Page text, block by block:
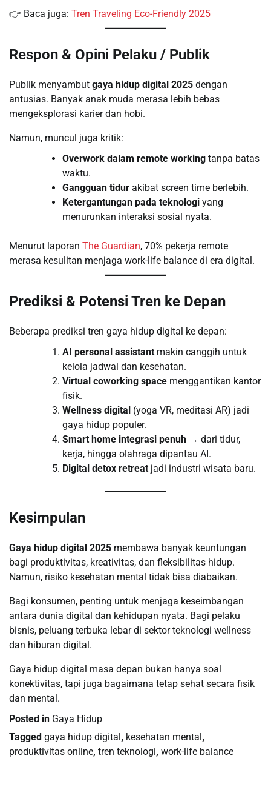
👉 Baca juga: Tren Traveling Eco-Friendly 2025
Respon & Opini Pelaku / Publik
Publik menyambut gaya hidup digital 2025 dengan
antusias. Banyak anak muda merasa lebih bebas
mengeksplorasi karier dan hobi.
Namun, muncul juga kritik:
Overwork dalam remote working tanpa batas
waktu.
Gangguan tidur akibat screen time berlebih.
Ketergantungan pada teknologi yang
menurunkan interaksi sosial nyata.
Menurut laporan The Guardian, 70% pekerja remote
merasa kesulitan menjaga work-life balance di era digital.
Prediksi & Potensi Tren ke Depan
Beberapa prediksi tren gaya hidup digital ke depan:
AI personal assistant makin canggih untuk
kelola jadwal dan kesehatan.
Virtual coworking space menggantikan kantor
fisik.
Wellness digital (yoga VR, meditasi AR) jadi
gaya hidup populer.
Smart home integrasi penuh → dari tidur,
kerja, hingga olahraga dipantau AI.
Digital detox retreat jadi industri wisata baru.
Kesimpulan
Gaya hidup digital 2025 membawa banyak keuntungan
bagi produktivitas, kreativitas, dan fleksibilitas hidup.
Namun, risiko kesehatan mental tidak bisa diabaikan.
Bagi konsumen, penting untuk menjaga keseimbangan
antara dunia digital dan kehidupan nyata. Bagi pelaku
bisnis, peluang terbuka lebar di sektor teknologi wellness
dan hiburan digital.
Gaya hidup digital masa depan bukan hanya soal
konektivitas, tapi juga bagaimana tetap sehat secara fisik
dan mental.
Posted in Gaya Hidup
Tagged gaya hidup digital, kesehatan mental,
produktivitas online, tren teknologi, work-life balance